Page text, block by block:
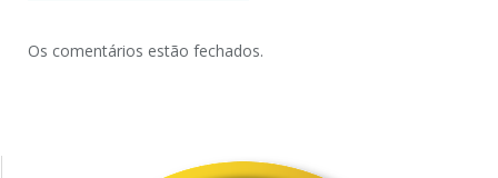
Os comentários estão fechados.